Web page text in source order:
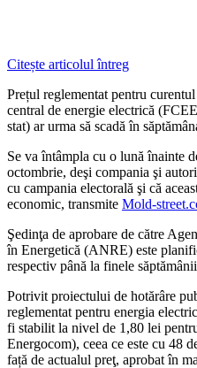
Citește articolul întreg
Prețul reglementat pentru
central de energie electrică
stat) ar urma să scadă în
Se va întâmpla cu o lună înainte
octombrie, deşi compania şi
cu campania electorală şi că
economic, transmite Mold-
Şedinţa de aprobare de către
în Energetică (ANRE) este
respectiv până la finele
Potrivit proiectului de hotărâre
reglementat pentru energia
fi stabilit la nivel de 1,80 lei
Energocom), ceea ce este cu 48
față de actualul preţ, aprobat în